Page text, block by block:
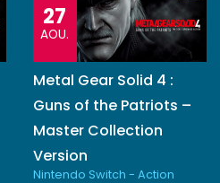
27
AOU.
Metal Gear Solid 4 :
Guns of the Patriots –
Master Collection
Version
Nintendo Switch - Action